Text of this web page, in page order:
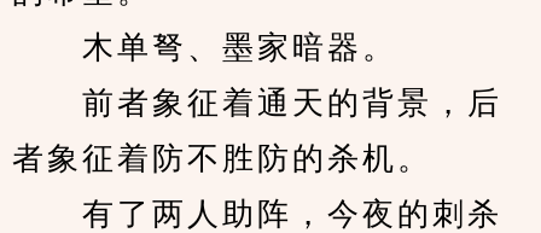
木单弩、墨家暗器。
前者象征着通天的背景，后
者象征着防不胜防的杀机。
有了两人助阵，今夜的刺杀